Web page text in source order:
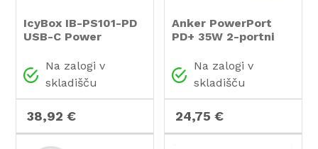
IcyBox IB-PS101-PD
USB-C Power
polnilnik
Na zalogi v
skladišču
38,92 €
Anker PowerPort
PD+ 35W 2-portni
Na zalogi v
skladišču
24,75 €